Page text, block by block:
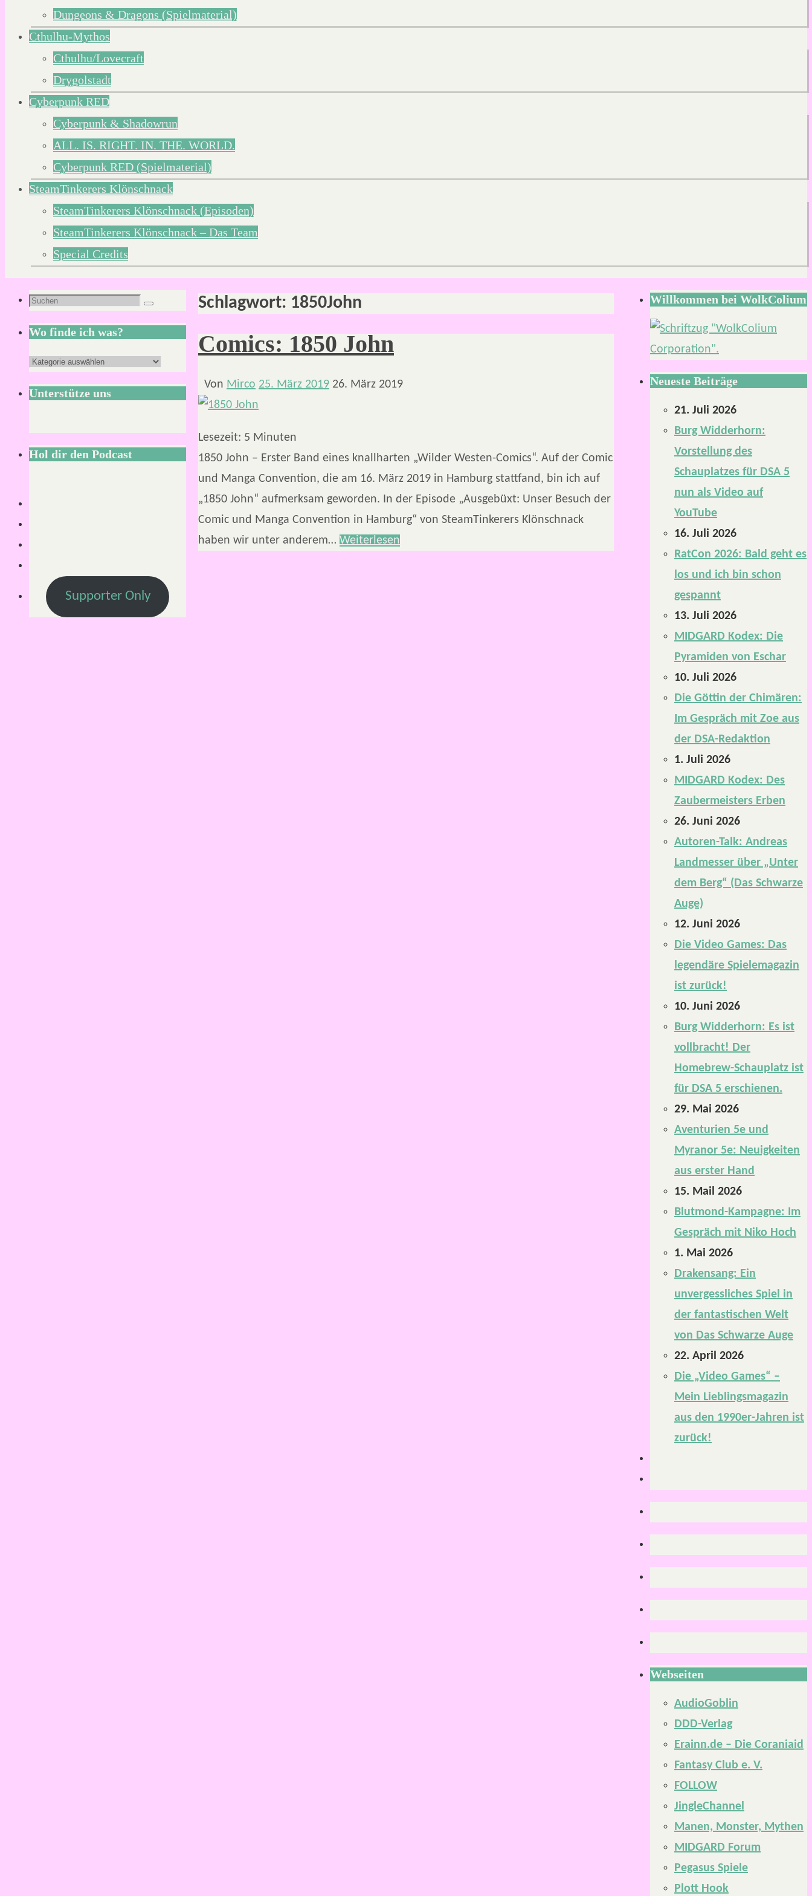
Dungeons & Dragons (Spielmaterial)
Cthulhu-Mythos
Cthulhu/Lovecraft
Drygolstadt
Cyberpunk RED
Cyberpunk & Shadowrun
ALL. IS. RIGHT. IN. THE. WORLD.
Cyberpunk RED (Spielmaterial)
SteamTinkerers Klönschnack
SteamTinkerers Klönschnack (Episoden)
SteamTinkerers Klönschnack – Das Team
Special Credits
Schlagwort: 1850John
Comics: 1850 John
Von Mirco 25. März 2019 26. März 2019
Lesezeit: 5 Minuten
1850 John – Erster Band eines knallharten „Wilder Westen-Comics“. Auf der Comic
und Manga Convention, die am 16. März 2019 in Hamburg stattfand, bin ich auf
„1850 John“ aufmerksam geworden. In der Episode „Ausgebüxt: Unser Besuch der
Comic und Manga Convention in Hamburg“ von SteamTinkerers Klönschnack
haben wir unter anderem… Weiterlesen
Suchen
nach:
Suchen
Wo finde ich was?
Wo
finde
ich
Unterstütze uns
Hol dir den Podcast
Supporter Only
Willkommen bei WolkColium
Neueste Beiträge
21. Juli 2026
Burg Widderhorn:
Vorstellung des
Schauplatzes für DSA 5
nun als Video auf
YouTube
16. Juli 2026
RatCon 2026: Bald geht es
los und ich bin schon
gespannt
13. Juli 2026
MIDGARD Kodex: Die
Pyramiden von Eschar
10. Juli 2026
Die Göttin der Chimären:
Im Gespräch mit Zoe aus
der DSA-Redaktion
1. Juli 2026
MIDGARD Kodex: Des
Zaubermeisters Erben
26. Juni 2026
Autoren-Talk: Andreas
Landmesser über „Unter
dem Berg“ (Das Schwarze
Auge)
12. Juni 2026
Die Video Games: Das
legendäre Spielemagazin
ist zurück!
10. Juni 2026
Burg Widderhorn: Es ist
vollbracht! Der
Homebrew-Schauplatz ist
für DSA 5 erschienen.
29. Mai 2026
Aventurien 5e und
Myranor 5e: Neuigkeiten
aus erster Hand
15. Mail 2026
Blutmond-Kampagne: Im
Gespräch mit Niko Hoch
1. Mai 2026
Drakensang: Ein
unvergessliches Spiel in
der fantastischen Welt
von Das Schwarze Auge
22. April 2026
Die „Video Games“ –
Mein Lieblingsmagazin
aus den 1990er-Jahren ist
zurück!
Webseiten
AudioGoblin
DDD-Verlag
Erainn.de – Die Coraniaid
Fantasy Club e. V.
FOLLOW
JingleChannel
Manen, Monster, Mythen
MIDGARD Forum
Pegasus Spiele
Plott Hook